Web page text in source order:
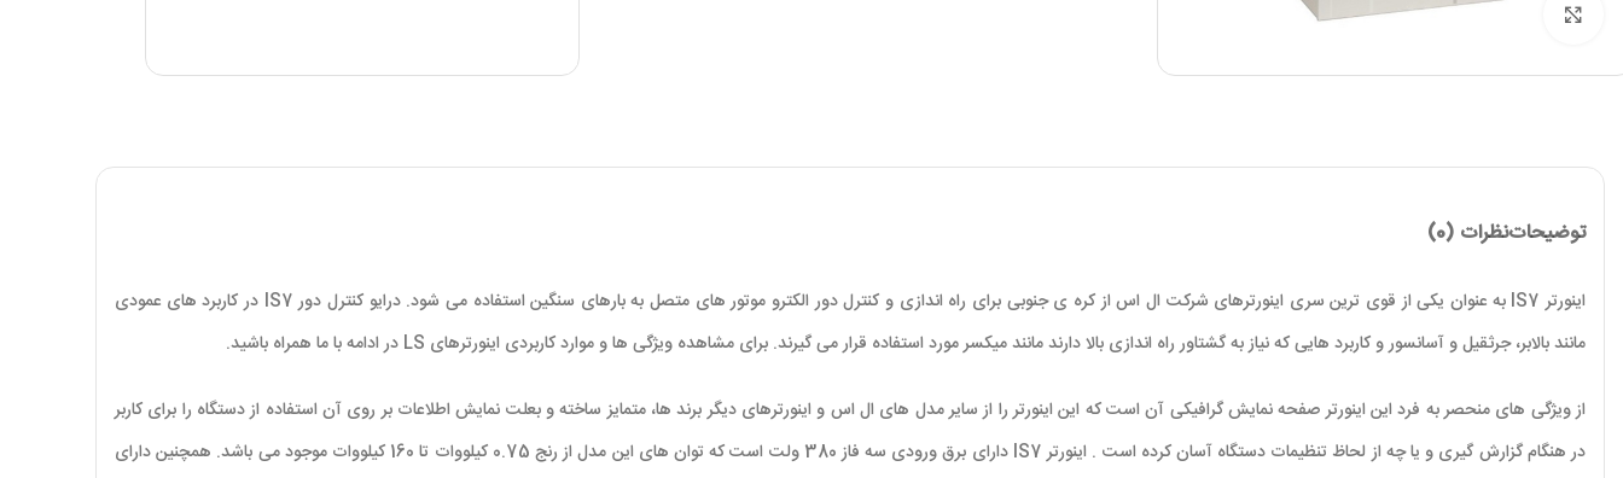
برای بزرگنمایی کلیک کنید
توضیحاتنظرات (0)
اینورترIS7به عنوان یکی از قوی ترین سری اینورترهای شرکت ال اس از کره ی جنوبی برای راه اندازی و کنترل دور الکترو موتور های متصل به بارهای سنگین استفاده می شود. درایو کنترل دورIS7در کاربرد های عمودی
مانند بالابر، جرثقیل و آسانسور و کاربرد هایی که نیاز به گشتاور راه اندازی بالا دارند مانند میکسر مورد استفاده قرار می گیرند. برای مشاهده ویژگی ها و موارد کاربردی اینورترهای LS در ادامه با ما همراه باشید.
از ویژگی های منحصر به فرد این اینورتر صفحه نمایش گرافیکی آن است که این اینورتر را از سایر مدل های ال اس و اینورترهای دیگر برند ها، متمایز ساخته و بعلت نمایش اطلاعات بر روی آن استفاده از دستگاه را برای کاربر
در هنگام گزارش گیری و یا چه از لحاظ تنظیمات دستگاه آسان کرده است . اینورترIS7
دارای برق ورودی سه فاز 380 ولت است که توان های این مدل از رنج 0.75 کیلووات تا 160 کیلووات موجود می باشد. همچنین دارای